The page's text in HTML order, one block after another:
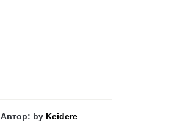
Автор: by Keidere